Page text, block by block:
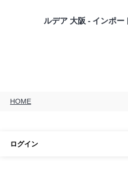
ルデア 大阪 - インポ
HOME
ログイン